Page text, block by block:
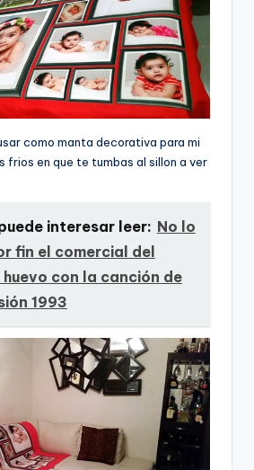
como manta decorativa para mi
frios en que te tumbas al sillon a ver
interesar leer: No lo
fin el comercial del
huevo con la canción de
1993